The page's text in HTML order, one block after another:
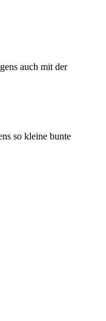
auch mit der
so kleine bunte